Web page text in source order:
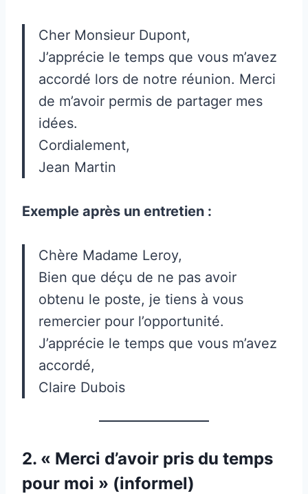
Cher Monsieur Dupont,
J’apprécie le temps que vous m’avez
accordé lors de notre réunion. Merci
de m’avoir permis de partager mes
idées.
Cordialement,
Jean Martin
Exemple après un entretien :
Chère Madame Leroy,
Bien que déçu de ne pas avoir
obtenu le poste, je tiens à vous
remercier pour l’opportunité.
J’apprécie le temps que vous m’avez
accordé,
Claire Dubois
2. « Merci d’avoir pris du temps
pour moi » (informel)